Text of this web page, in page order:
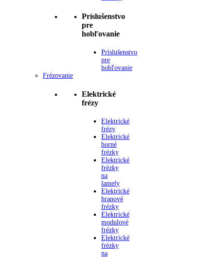
Príslušenstvo
pre
hobľovanie
Príslušenstvo
pre
hobľovanie
Frézovanie
Elektrické
frézy
Elektrické
frézy
Elektrické
horné
frézky
Elektrické
frézky
na
lamely
Elektrické
hranové
frézky
Elektrické
modulové
frézky
Elektrické
frézky
na